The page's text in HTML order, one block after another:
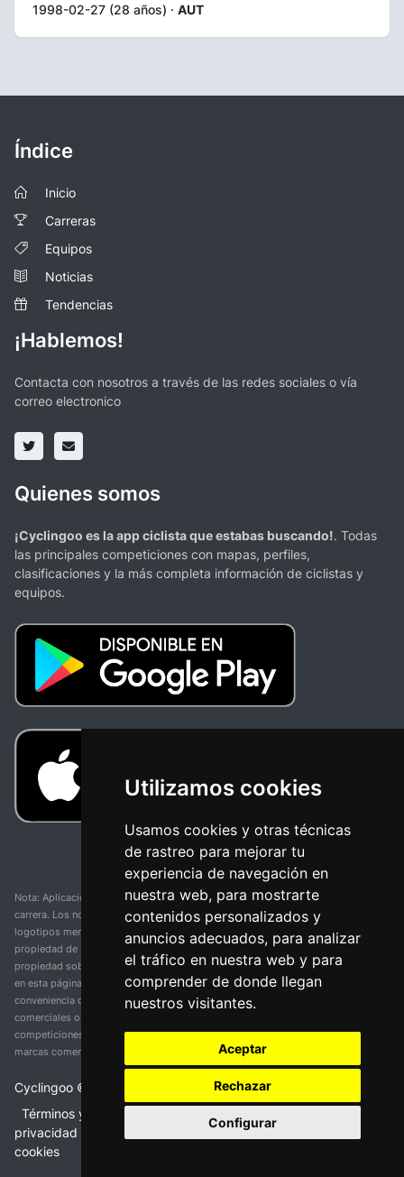
Utilizamos cookies
Usamos cookies y otras técnicas
de rastreo para mejorar tu
experiencia de navegación en
nuestra web, para mostrarte
contenidos personalizados y
anuncios adecuados, para analizar
el tráfico en nuestra web y para
comprender de donde llegan
nuestros visitantes.
Aceptar
Rechazar
Configurar
1998-02-27 (28 años) · AUT
Índice
Inicio
Carreras
Equipos
Noticias
Tendencias
¡Hablemos!
Contacta con nosotros a través de las redes sociales o vía
correo electronico
Quienes somos
¡Cyclingoo es la app ciclista que estabas buscando!. Todas
las principales competiciones con mapas, perfiles,
clasificaciones y la más completa información de ciclistas y
equipos.
Nota: Aplicación y web no oficial y no relacionada con ninguna organización o
carrera. Los nombres de equipos, competiciones, marcas comerciales y
logotipos mencionados en esta página de resultados de ciclismo son
propiedad de sus respectivos dueños. No tenemos afiliación, patrocinio ni
propiedad sobre estas marcas comerciales. Toda la información proporcionada
en esta página se presenta únicamente con fines informativos y para la
conveniencia de nuestros usuarios. Cualquier uso de nombres, marcas
comerciales o logotipos tiene el único propósito de identificar equipos y
competiciones y no implica asociación o respaldo. Todos los derechos de las
marcas comerciales mencionadas aquí pertenecen a sus propietarios legítimos.
Cyclingoo ©
Términos y condiciones del servicio
privacidad
Política de cookies • Cambiar opciones de
cookies